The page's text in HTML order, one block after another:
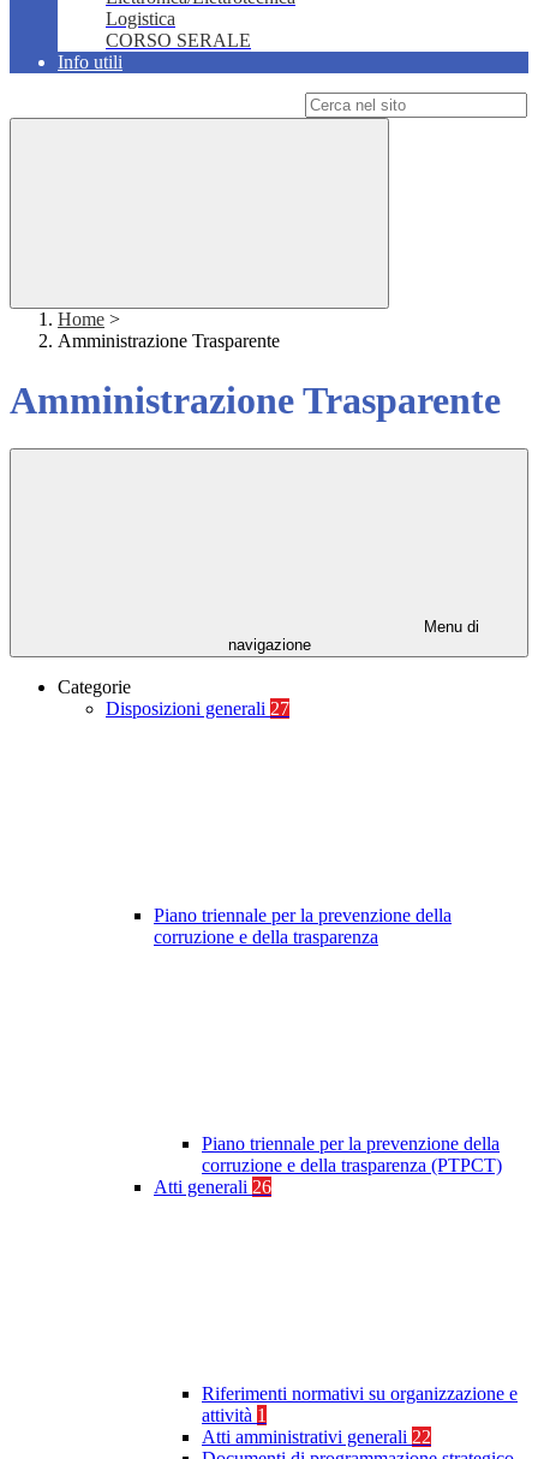
Logistica
CORSO SERALE
Info utili
Home >
Amministrazione Trasparente
Amministrazione Trasparente
Menu di
navigazione
Categorie
Disposizioni generali 27
Piano triennale per la prevenzione della
corruzione e della trasparenza
Piano triennale per la prevenzione della
corruzione e della trasparenza (PTPCT)
Atti generali 26
Riferimenti normativi su organizzazione e
attività 1
Atti amministrativi generali 22